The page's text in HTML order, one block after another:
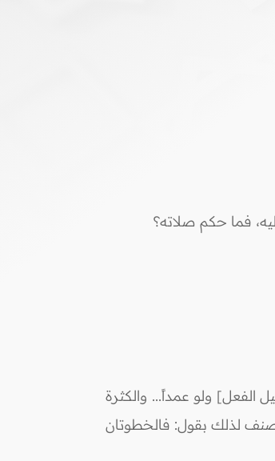
فما حكم صلاته؟
الفعل] ولو عمداً... والكثرة
لذلك بقول: فالخطوتان